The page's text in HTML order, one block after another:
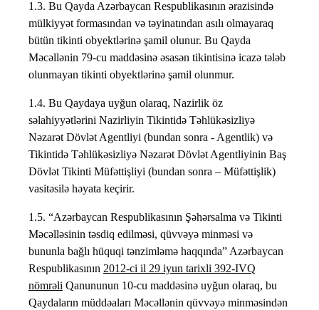
1.3. Bu Qayda Azərbaycan Respublikasının ərazisində
mülkiyyət formasından və təyinatından asılı olmayaraq
bütün tikinti obyektlərinə şamil olunur. Bu Qayda
Məcəllənin 79-cu maddəsinə əsasən tikintisinə icazə tələb
olunmayan tikinti obyektlərinə şamil olunmur.
1.4. Bu Qaydaya uyğun olaraq, Nazirlik öz
səlahiyyətlərini Nazirliyin Tikintidə Təhlükəsizliyə
Nəzarət Dövlət Agentliyi (bundan sonra - Agentlik) və
Tikintidə Təhlükəsizliyə Nəzarət Dövlət Agentliyinin Baş
Dövlət Tikinti Müfəttişliyi (bundan sonra – Müfəttişlik)
vasitəsilə həyata keçirir.
1.5. “Azərbaycan Respublikasının Şəhərsalma və Tikinti
Məcəlləsinin təsdiq edilməsi, qüvvəyə minməsi və
bununla bağlı hüquqi tənzimləmə haqqında” Azərbaycan
Respublikasının 2012-ci il 29 iyun tarixli 392-IVQ
nömrəli Qanununun 10-cu maddəsinə uyğun olaraq, bu
Qaydaların müddəaları Məcəllənin qüvvəyə minməsindən